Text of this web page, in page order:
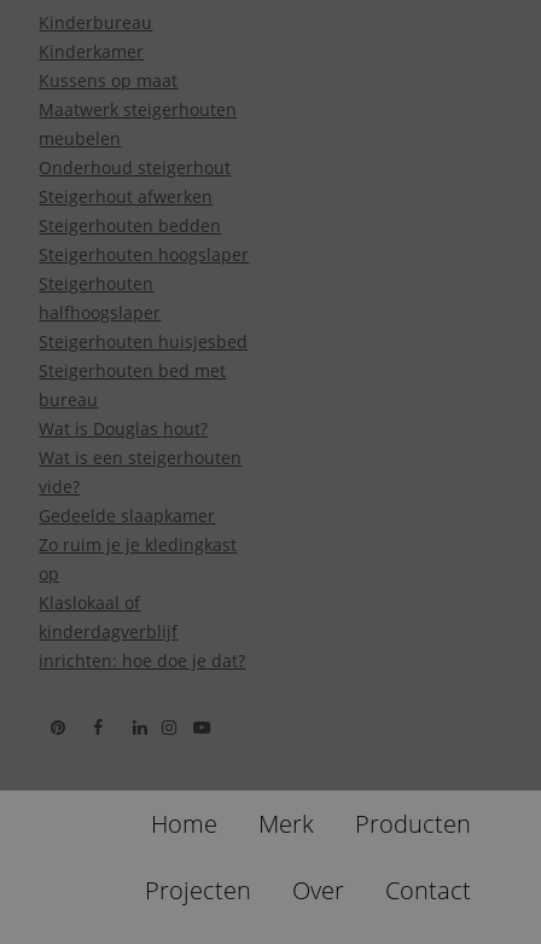
Kinderbureau
Kinderkamer
Kussens op maat
Maatwerk steigerhouten
meubelen
Onderhoud steigerhout
Steigerhout afwerken
Steigerhouten bedden
Steigerhouten hoogslaper
Steigerhouten
halfhoogslaper
Steigerhouten huisjesbed
Steigerhouten bed met
bureau
Wat is Douglas hout?
Wat is een steigerhouten
vide?
Gedeelde slaapkamer
Zo ruim je je kledingkast
op
Klaslokaal of
kinderdagverblijf
inrichten: hoe doe je dat?
Home Merk Producten
Projecten Over Contact